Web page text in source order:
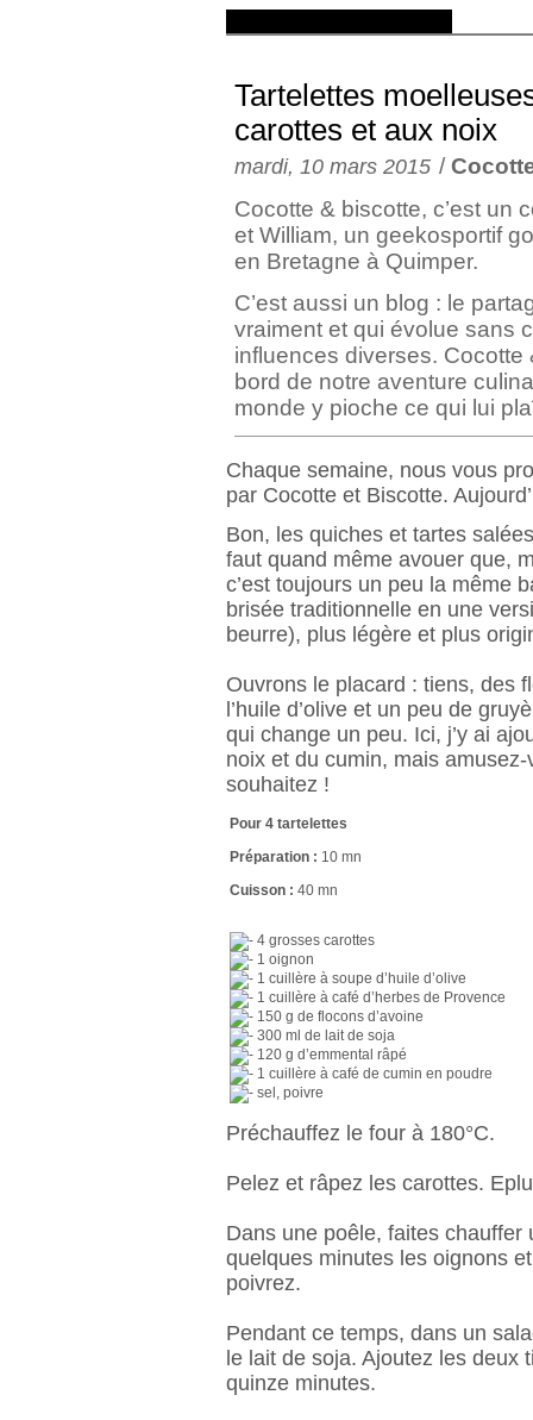
Tartelettes
carottes et aux noix
mardi, 10 mars 2015 /
Cocotte & biscotte, c’est un
et William, un geekosportif
en Bretagne à Quimper.
C’est aussi un blog : le
vraiment et qui évolue sans
influences diverses. Cocotte
bord de notre aventure
monde y pioche ce qui lui
Chaque semaine, nous vous
par Cocotte et Biscotte.
Bon, les quiches et tartes
faut quand même avouer que,
c’est toujours un peu la même
brisée traditionnelle en une
beurre), plus légère et plus
Ouvrons le placard : tiens, des
l’huile d’olive et un peu de
qui change un peu. Ici, j’y ai
noix et du cumin, mais
souhaitez !
Pour 4 tartelettes
Préparation : 10 mn
Cuisson : 40 mn
4 grosses carottes
1 oignon
1 cuillère à soupe d’huile d’olive
1 cuillère à café d’herbes de Provence
150 g de flocons d’avoine
300 ml de lait de soja
120 g d’emmental râpé
1 cuillère à café de cumin en poudre
sel, poivre
Préchauffez le four à 180°C.
Pelez et râpez les carottes.
Dans une poêle, faites chauffer
quelques minutes les oignons
poivrez.
Pendant ce temps, dans un
le lait de soja. Ajoutez les deux
quinze minutes.